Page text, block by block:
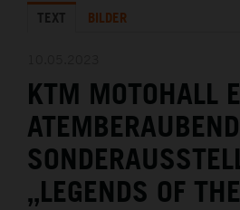
MEDIA
TEXT BILDER
KTM MOTOHALL
„LEGENDS OF